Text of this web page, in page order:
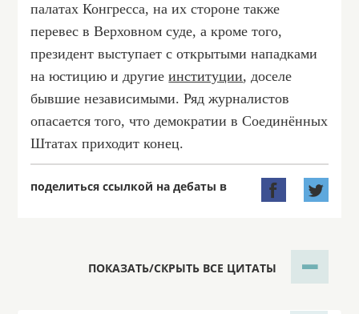
палатах Конгресса, на их стороне также
перевес в Верховном суде, а кроме того,
президент выступает с открытыми нападками
на юстицию и другиеинституции, доселе
бывшие независимыми. Ряд журналистов
опасается того, что демократии в Соединённых
Штатах приходит конец.
поделиться ссылкой на дебаты в  
ПОКАЗАТЬ/СКРЫТЬ ВСЕ ЦИТАТЫ